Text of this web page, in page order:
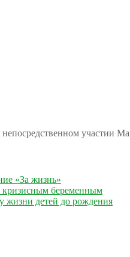
участии
«За жизнь»
кризисным беременным
жизни детей до рождения